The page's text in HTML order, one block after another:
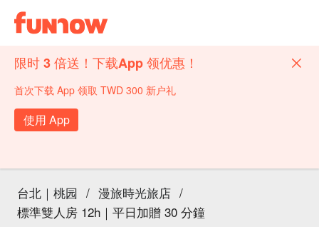
限时 3 倍送！下载App 领优惠！
首次下载 App 领取 TWD 300 新户礼
使用 App
台北｜桃园 / 漫旅時光旅店 /
標準雙人房 12h｜平日加贈 30 分鐘